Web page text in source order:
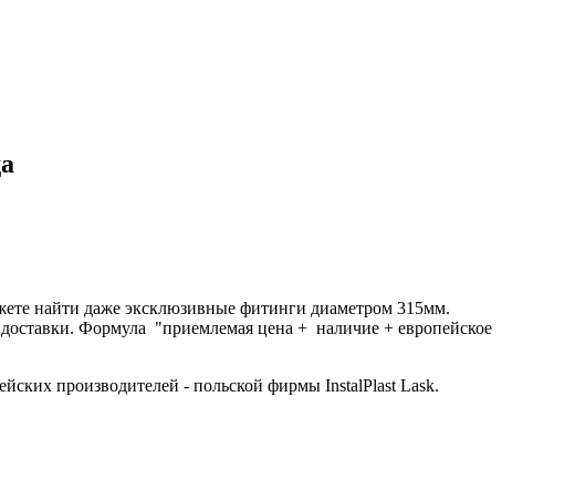
найти даже эксклюзивные фитинги диаметром 315мм.
Формула "приемлемая цена + наличие + европейское
производителей - польской фирмы InstalPlast Lask.